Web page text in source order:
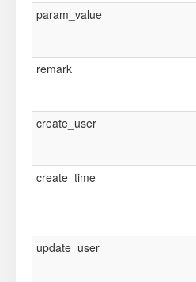
param_value
remark
create_user
create_time
update_user